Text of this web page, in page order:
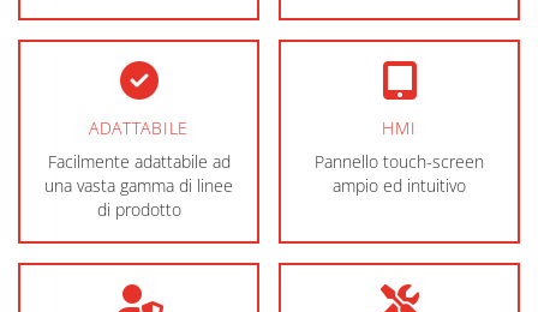
ADATTABILE
Facilmente adattabile ad
una vasta gamma di linee
di prodotto
HMI
Pannello touch-screen
ampio ed intuitivo